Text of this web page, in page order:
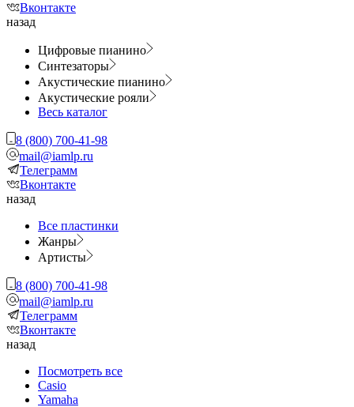
Вконтакте
назад
Цифровые пианино
Синтезаторы
Акустические пианино
Акустические рояли
Весь каталог
8 (800) 700-41-98
mail@iamlp.ru
Телеграмм
Вконтакте
назад
Все пластинки
Жанры
Артисты
8 (800) 700-41-98
mail@iamlp.ru
Телеграмм
Вконтакте
назад
Посмотреть все
Casio
Yamaha